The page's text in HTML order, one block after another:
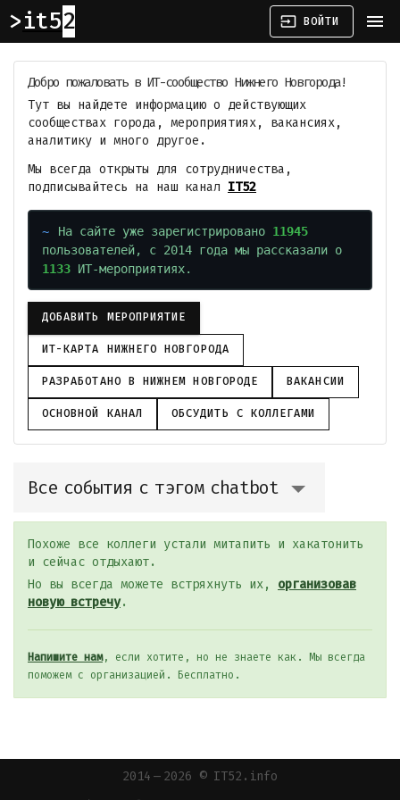
it52 input ВОЙТИ menu
Добро пожаловать в ИТ-сообщество Нижнего Новгорода!
Тут вы найдете информацию о действующих
сообществах города, мероприятиях, вакансиях,
аналитику и много другое.
Мы всегда открыты для сотрудничества,
подписывайтесь на наш канал IT52
На сайте уже зарегистрировано 11945
пользователей, с 2014 года мы рассказали о
1133 ИТ-мероприятиях.
ДОБАВИТЬ МЕРОПРИЯТИЕ
ИТ-КАРТА НИЖНЕГО НОВГОРОДА
РАЗРАБОТАНО В НИЖНЕМ НОВГОРОДЕ ВАКАНСИИ
ОСНОВНОЙ КАНАЛ ОБСУДИТЬ С КОЛЛЕГАМИ
Все события с тэгом chatbot
Похоже все коллеги устали митапить и хакатонить
и сейчас отдыхают.
Но вы всегда можете встряхнуть их, организовав
новую встречу.
Напишите нам, если хотите, но не знаете как. Мы всегда
поможем с организацией. Бесплатно.
2014 — 2026 © IT52.info